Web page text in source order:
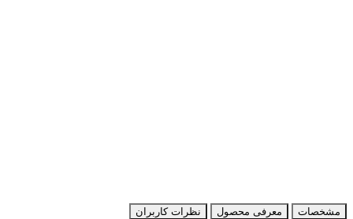
مشخصات معرفی محصول نظرات کاربران